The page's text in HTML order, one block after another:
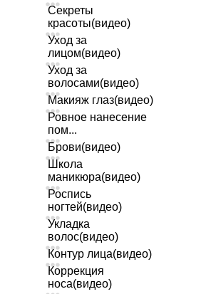
Секреты
красоты(видео)
Уход за
лицом(видео)
Уход за
волосами(видео)
Макияж глаз(видео)
Ровное нанесение
пом...
Брови(видео)
Школа
маникюра(видео)
Роспись
ногтей(видео)
Укладка
волос(видео)
Контур лица(видео)
Коррекция
носа(видео)